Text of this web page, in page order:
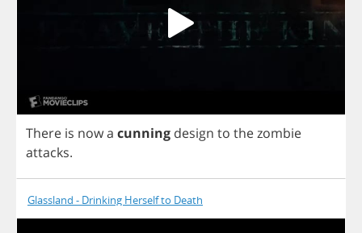
There is nowa cunning design to thezombie
attacks.
Glassland - Drinking Herself to Death